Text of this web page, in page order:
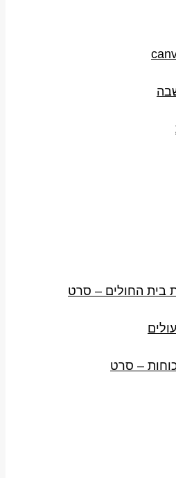
בית החולים – סרט
– סרט